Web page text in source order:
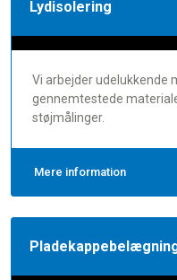
Lydisolering
Vi arbejder udelukkende
gennemtestede
støjmålinger.
Mere information